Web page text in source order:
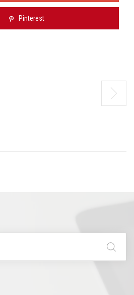
Pinterest